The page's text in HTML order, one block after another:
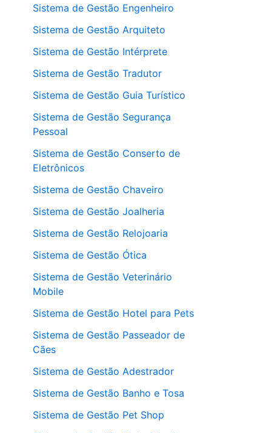
Sistema de Gestão Engenheiro
Sistema de Gestão Arquiteto
Sistema de Gestão Intérprete
Sistema de Gestão Tradutor
Sistema de Gestão Guia Turístico
Sistema de Gestão Segurança
Pessoal
Sistema de Gestão Conserto de
Eletrônicos
Sistema de Gestão Chaveiro
Sistema de Gestão Joalheria
Sistema de Gestão Relojoaria
Sistema de Gestão Ótica
Sistema de Gestão Veterinário
Mobile
Sistema de Gestão Hotel para Pets
Sistema de Gestão Passeador de
Cães
Sistema de Gestão Adestrador
Sistema de Gestão Banho e Tosa
Sistema de Gestão Pet Shop